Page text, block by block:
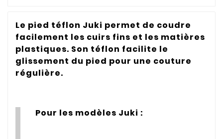
Le pied téflon Juki permet de coudre
facilement les cuirs fins et les matières
plastiques. Son téflon facilite le
glissement du pied pour une couture
régulière.
Pour les modèles Juki :